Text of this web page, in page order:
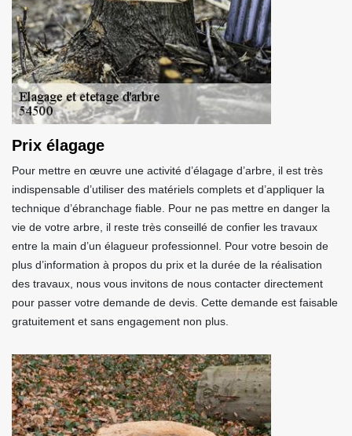
Prix élagage
Pour mettre en œuvre une activité d’élagage d’arbre, il est très
indispensable d’utiliser des matériels complets et d’appliquer la
technique d’ébranchage fiable. Pour ne pas mettre en danger la
vie de votre arbre, il reste très conseillé de confier les travaux
entre la main d’un élagueur professionnel. Pour votre besoin de
plus d’information à propos du prix et la durée de la réalisation
des travaux, nous vous invitons de nous contacter directement
pour passer votre demande de devis. Cette demande est faisable
gratuitement et sans engagement non plus.